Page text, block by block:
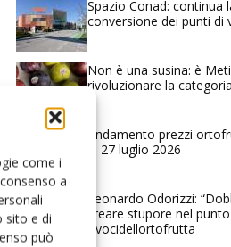
come i
a
sito e di
può
Spazio Conad: continua
conversione dei punti di
Non è una susina: è
rivoluzionare la categoria
Andamento prezzi
al 27 luglio 2026
Leonardo Odorizzi:
creare stupore nel
#vocidellortofrutta